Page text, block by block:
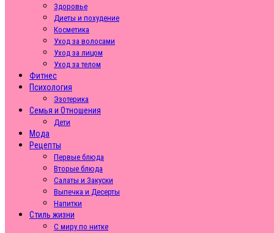
Здоровье
Диеты и похудение
Косметика
Уход за волосами
Уход за лицом
Уход за телом
Фитнес
Психология
Эзотерика
Семья и Отношения
Дети
Мода
Рецепты
Первые блюда
Вторые блюда
Салаты и Закуски
Выпечка и Десерты
Напитки
Стиль жизни
С миру по нитке